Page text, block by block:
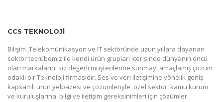
CCS TEKNOLOJİ
Bilişim ,Telekomünikasyon ve IT sektöründe uzun yıllara dayanan
sektör tecrübemiz ile kendi ürün grupları içerisinde dünyanın öncü
olan markalarını siz değerli müşterilerine sunmayı amaçlamış çözüm
odaklı bir Teknoloji firmasıdır. Ses ve veri iletişimine yönelik geniş
kapsamlı ürün yelpazesi ve çözümleriyle, özel sektör, kamu kurum
ve kuruluşlarına bilgi ve iletişim gereksinimleri için çözümler